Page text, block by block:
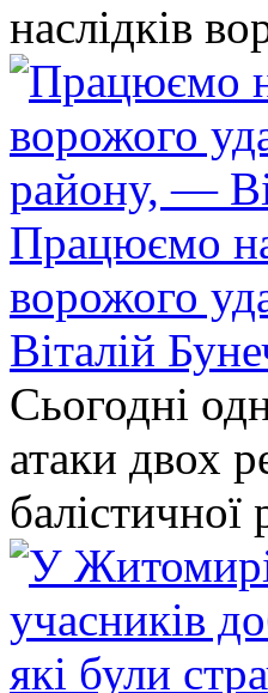
наслідків
Працюємо на
ворожого
Віталій
Сьогодні
атаки двох
балістичної